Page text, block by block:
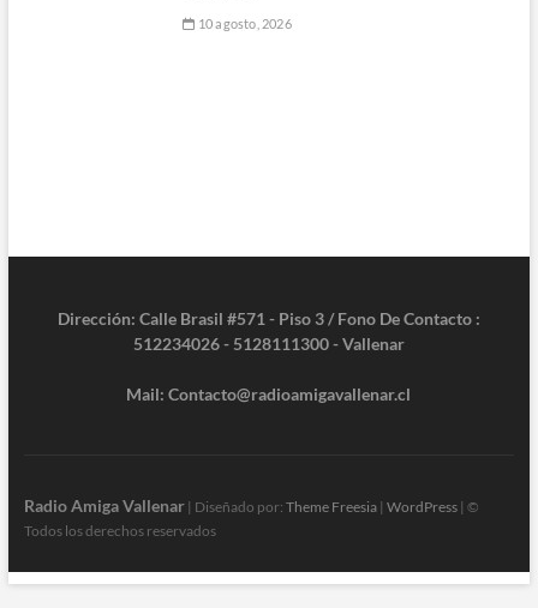
10 agosto, 2026
Dirección: Calle Brasil #571 - Piso 3 / Fono De Contacto :
512234026 - 5128111300 - Vallenar
Mail: Contacto@radioamigavallenar.cl
Radio Amiga Vallenar| Diseñado por: Theme Freesia| WordPress| ©
Todos los derechos reservados